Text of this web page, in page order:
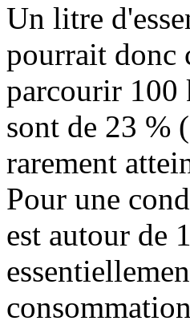
Un litre
pourrait donc
parcourir 100
sont de 23 %
rarement
Pour une
est autour de